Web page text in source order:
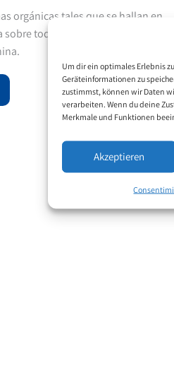
Um dir ein optimales Erlebnis
Geräteinformationen zu
zustimmst, können wir Daten
verarbeiten. Wenn du deine
Merkmale und Funktionen
Akzeptieren
orgánicas tales que se hallan en
todo acuarelas y lápices, pero